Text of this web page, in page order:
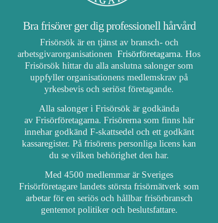
Bra frisörer ger dig professionell hårvård
Frisörsök är en tjänst av bransch- och
arbetsgivarorganisationen Frisörföretagarna. Hos
Frisörsök hittar du alla anslutna salonger som
uppfyller organisationens medlemskrav på
yrkesbevis och seriöst företagande.
Alla salonger i Frisörsök är godkända
av Frisörföretagarna. Frisörerna som finns här
innehar godkänd F-skattsedel och ett godkänt
kassaregister. På frisörens personliga licens kan
du se vilken behörighet den har.
Med 4500 medlemmar är Sveriges
Frisörföretagare landets största frisörnätverk som
arbetar för en seriös och hållbar frisörbransch
gentemot politiker och beslutsfattare.